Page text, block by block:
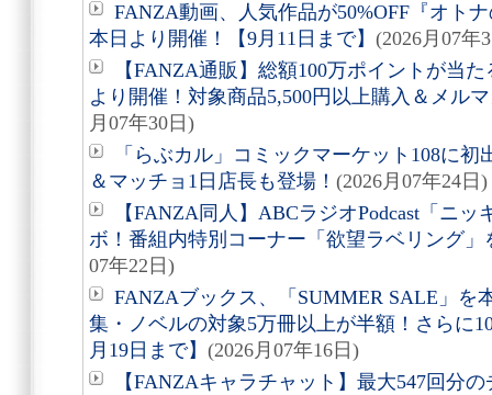
FANZA動画、人気作品が50%OFF『オト
本日より開催！【9月11日まで】 (2026月07年
【FANZA通販】総額100万ポイントが当
より開催！対象商品5,500円以上購入＆メル
月07年30日)
「らぶカル」コミックマーケット108に
＆マッチョ1日店長も登場！ (2026月07年24日)
【FANZA同人】ABCラジオPodcast「ニ
ボ！番組内特別コーナー「欲望ラベリング」
07年22日)
FANZAブックス、「SUMMER SALE」を
集・ノベルの対象5万冊以上が半額！さらに
月19日まで】 (2026月07年16日)
【FANZAキャラチャット】最大547回分